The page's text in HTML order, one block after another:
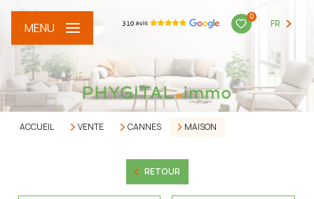
0
FR
MENU
ACCUEIL VENTE CANNES MAISON
RETOUR